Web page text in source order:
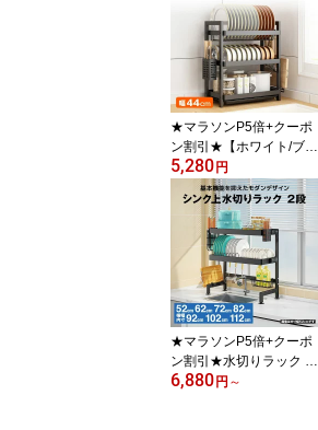
切りかご 大容量 食器乾
燥ラック 食器 水切り キ
ッチン ラック 食器
★マラソンP5倍+クーポ
ン割引★【ホワイト/ブラ
ック 2色選べます】ディ
ッシュラック 3段 | 水切
りラック シンク横 水切
りラックおしゃれ 水切り
ラックスリム 食器ラック
キッチン 食器ラッ
5,280円
★マラソンP5倍+クーポ
ン割引★水切りラック シ
ンク上 2段 スリム シンプ
6,880円 ～